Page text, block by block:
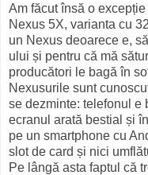
Am făcut însă o
Nexus 5X, varianta cu
un Nexus deoarece e,
ului și pentru că mă
producători le bagă în
Nexusurile sunt
se dezminte: telefonul e
ecranul arată bestial și
pe un smartphone cu
slot de card și nici
Pe lângă asta faptul că